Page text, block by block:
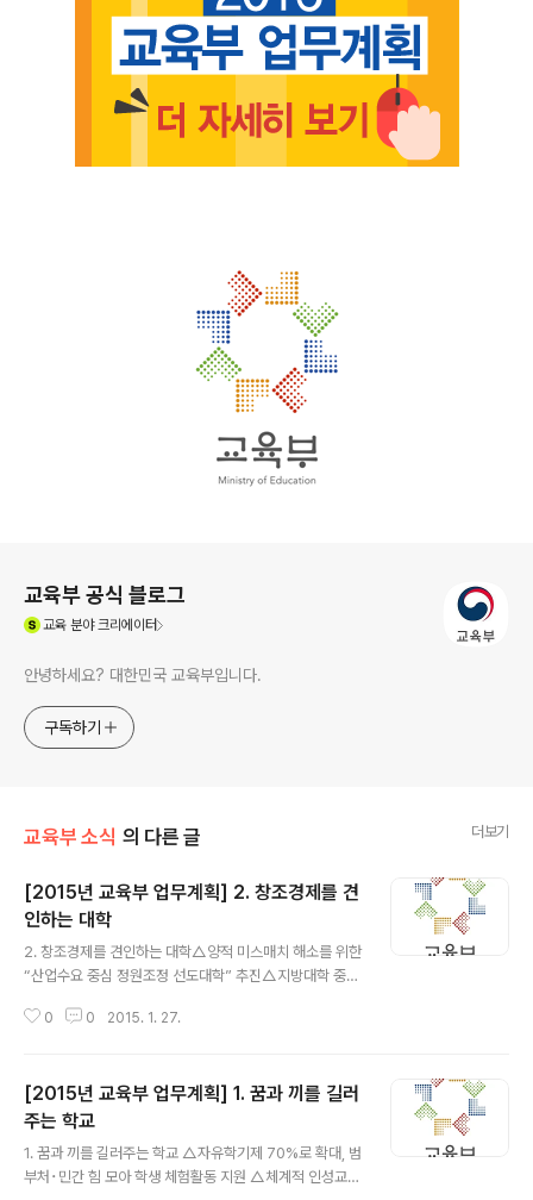
교육부 공식 블로그
교육분야 크리에이터
안녕하세요? 대한민국 교육부입니다.
구독하기
교육부 소식 의 다른 글 더보기
[2015년 교육부 업무계획] 2. 창조경제를 견
인하는 대학
2. 창조경제를 견인하는 대학△양적 미스매치 해소를 위한
“산업수요 중심 정원조정 선도대학” 추진△지방대학 중심
C 구축△창조경제의 씨앗을 만드는 연구성과 실용화【양
체(SC) 등 현장의 의견을 보완하여 지역･산업별 인력 부
족, 과잉 공급을 진단하고, 대학의 인력 공급을 조정합니다.
권역별로 산업수요 중심 정원조정 선도대학*을 지정하여
대학의 학과개편, 정원조정을 추진함으로써 지역･산업 수
요에 맞게 인력 공급을 유연화합니다. * 산업수요중심 정원
0 0 2015. 1. 27.
[2015년 교육부 업무계획] 1. 꿈과 끼를 길러
주는 학교
1. 꿈과 끼를 길러주는 학교 △자유학기제 70%로 확대, 범
부처･민간 힘 모아 학생 체험활동 지원 △체계적 인성교육